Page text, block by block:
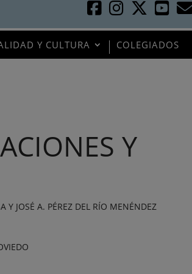
Y CULTURA COLEGIADOS
Y
Y JOSÉ A. PÉREZ DEL RÍO MENÉNDEZ